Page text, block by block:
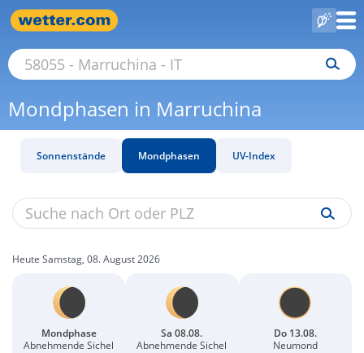
Mondphasen in Marruchina
Sonnenstände Mondphasen UV-Index
Heute Samstag, 08. August 2026
Mondphase
Abnehmende Sichel
Sa 08.08.
Abnehmende Sichel
Do 13.08.
Neumond